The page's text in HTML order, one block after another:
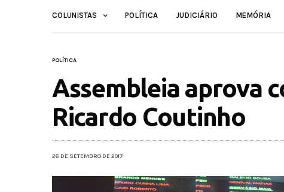
COLUNISTAS POLÍTICA JUDICIÁRIO MEMÓRIA
POLÍTICA
Assembleia aprova
Ricardo Coutinho
26 DE SETEMBRO DE 2017